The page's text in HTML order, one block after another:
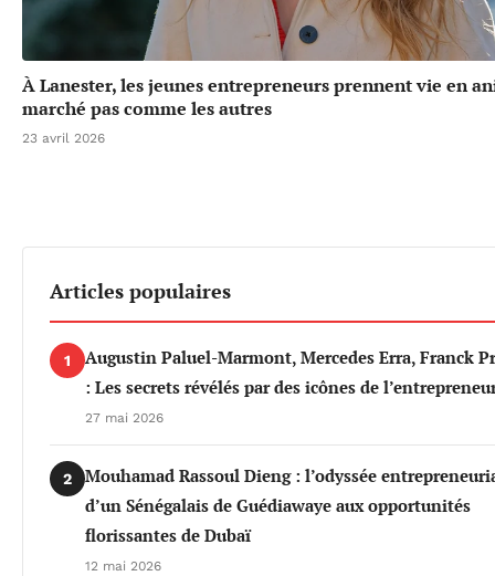
À Lanester, les jeunes entrepreneurs prennent vie en
marché pas comme les autres
23 avril 2026
Articles populaires
1
Augustin Paluel-Marmont, Mercedes Erra, Franck
: Les secrets révélés par des icônes de
27 mai 2026
2
Mouhamad Rassoul Dieng : l’odyssée
d’un Sénégalais de Guédiawaye aux opportunités
florissantes de Dubaï
12 mai 2026